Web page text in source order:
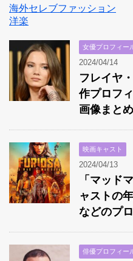
海外セレブファッション
洋楽
女優プロフィー
2024/04/14
フレイヤ
作プロフ
画像まとめ
映画キャスト
2024/04/13
「マッド
ャストの
などのプ
俳優プロフィー